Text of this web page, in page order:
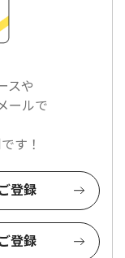
スや
ールで
す！
登録
登録